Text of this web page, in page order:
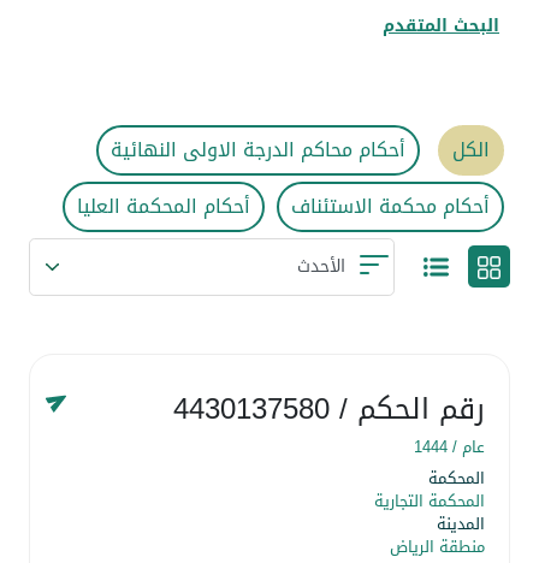
البحث المتقدم
الكل
أحكام محاكم الدرجة الاولى النهائية
أحكام محكمة الاستئناف
أحكام المحكمة العليا
رقم الحكم/ 4430137580
عام /1444
المحكمة
المحكمة التجارية
المدينة
منطقة الرياض